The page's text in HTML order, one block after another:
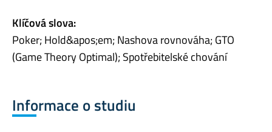
Klíčová slova:
Poker; Hold&apos;em; Nashova rovnováha; GTO
(Game Theory Optimal); Spotřebitelské chování
Informace o studiu